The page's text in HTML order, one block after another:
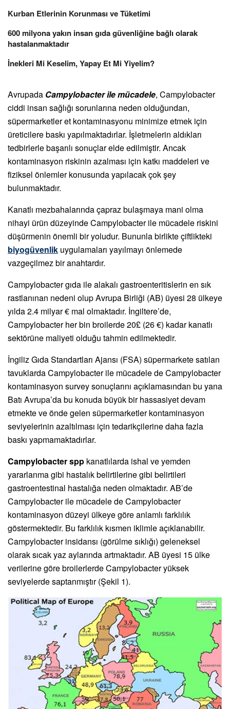
Kurban Etlerinin Korunması ve Tüketimi
600 milyona yakın insan gıda güvenliğine bağlı olarak
hastalanmaktadır
İnekleri Mi Keselim, Yapay Et Mi Yiyelim?
Avrupada Campylobacter ile mücadele, Campylobacter
ciddi insan sağlığı sorunlarına neden olduğundan,
süpermarketler et kontaminasyonu minimize etmek için
üreticilere baskı yapılmaktadırlar. İşletmelerin aldıkları
tedbirlerle başarılı sonuçlar elde edilmiştir. Ancak
kontaminasyon riskinin azalması için katkı maddeleri ve
fiziksel önlemler konusunda yapılacak çok şey
bulunmaktadır.
Kanatlı mezbahalarında çapraz bulaşmaya mani olma
nihayi ürün düzeyinde Campylobacter ile mücadele riskini
düşürmenin önemli bir yoludur. Bununla birlikte çiftlikteki
biyogüvenlik uygulamaları yayılmayı önlemede
vazgeçilmez bir anahtardır.
Campylobacter gıda ile alakalı gastroenteritislerin en sık
rastlanınan nedeni olup Avrupa Birliği (AB) üyesi 28 ülkeye
yılda 2.4 milyar € mal olmaktadır. İngiltere’de,
Campylobacter her bin broilerde 20£ (26 €) kadar kanatlı
sektörüne maliyeti olduğu tahmin edilmektedir.
İngiliz Gıda Standartları Ajansı (FSA) süpermarkete satılan
tavuklarda Campylobacter ile mücadele de Campylobacter
kontaminasyon survey sonuçlarını açıklamasından bu yana
Batı Avrupa’da bu konuda büyük bir hassasiyet devam
etmekte ve önde gelen süpermarketler kontaminasyon
seviyelerinin azaltılması için tedarikçilerine daha fazla
baskı yapmamaktadırlar.
Campylobacter spp kanatlılarda ishal ve yemden
yararlanma gibi hastalık belirtilerine gibi belirtileri
gastroentestinal hastalığa neden olmaktadır. AB’de
Campylobacter ile mücadele de Campylobacter
kontaminasyon düzeyi ülkeye göre anlamlı farklılık
göstermektedir. Bu farklılık kısmen iklimle açıklanabilir.
Campylobacter insidansı (görülme sıklığı) geleneksel
olarak sıcak yaz aylarında artmaktadır. AB üyesi 15 ülke
verilerine göre broilerlerde Campylobacter yüksek
seviyelerde saptanmıştır (Şekil 1).